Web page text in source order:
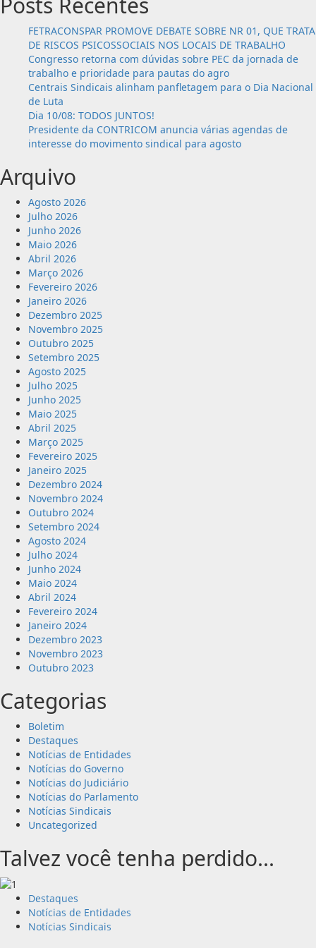
CNTI
FETRACONSPAR PROMOVE DEBATE SOBRE NR 01, QUE TRATA
DE RISCOS PSICOSSOCIAIS NOS LOCAIS DE TRABALHO
Congresso retorna com dúvidas sobre PEC da jornada de
trabalho e prioridade para pautas do agro
Centrais Sindicais alinham panfletagem para o Dia Nacional
de Luta
Dia 10/08: TODOS JUNTOS!
Presidente da CONTRICOM anuncia várias agendas de
interesse do movimento sindical para agosto
Arquivo
Agosto 2026
Julho 2026
Junho 2026
Maio 2026
Abril 2026
Março 2026
Fevereiro 2026
Janeiro 2026
Dezembro 2025
Novembro 2025
Outubro 2025
Setembro 2025
Agosto 2025
Julho 2025
Junho 2025
Maio 2025
Abril 2025
Março 2025
Fevereiro 2025
Janeiro 2025
Dezembro 2024
Novembro 2024
Outubro 2024
Setembro 2024
Agosto 2024
Julho 2024
Junho 2024
Maio 2024
Abril 2024
Fevereiro 2024
Janeiro 2024
Dezembro 2023
Novembro 2023
Outubro 2023
Categorias
Boletim
Destaques
Notícias de Entidades
Notícias do Governo
Notícias do Judiciário
Notícias do Parlamento
Notícias Sindicais
Uncategorized
Talvez você tenha perdido...
Destaques
Notícias de Entidades
Notícias Sindicais